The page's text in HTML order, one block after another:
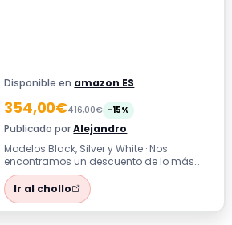
Disponible en amazon ES
354,00€416,00€ -15%
Publicado porAlejandro
Modelos Black, Silver y White · Nos
encontramos un descuento de lo más
interesante en toda la gama de GoPro
Hero7, ta...
Ir al chollo